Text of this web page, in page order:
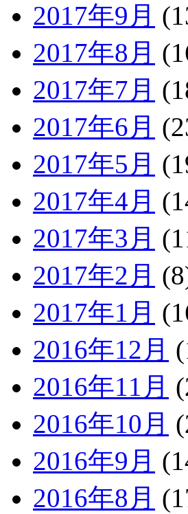
2017年9月
2017年8月
2017年7月
2017年6月
2017年5月
2017年4月
2017年3月
2017年2月
2017年1月
2016年12月
2016年11月
2016年10月
2016年9月
2016年8月